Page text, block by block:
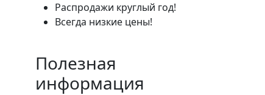
Распродажи круглый год!
Всегда низкие цены!
Полезная
информация